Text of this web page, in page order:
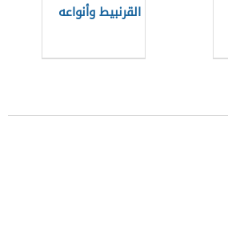
القرنبيط وأنواعه